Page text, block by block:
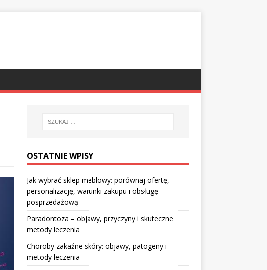
OSTATNIE WPISY
Jak wybrać sklep meblowy: porównaj ofertę,
personalizację, warunki zakupu i obsługę
posprzedażową
Paradontoza – objawy, przyczyny i skuteczne
metody leczenia
Choroby zakaźne skóry: objawy, patogeny i
metody leczenia